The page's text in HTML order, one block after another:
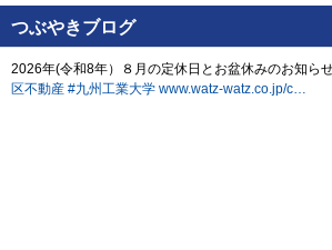
つぶやきブログ